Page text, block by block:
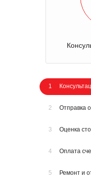
1
2 Отправка
3 Оценка
4 Оплата
5 Ремонт и